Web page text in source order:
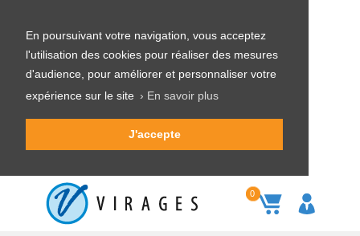
En poursuivant votre navigation, vous acceptez
l'utilisation des cookies pour réaliser des mesures
d'audience, pour améliorer et personnaliser votre
expérience sur le site › En savoir plus
J'accepte
0